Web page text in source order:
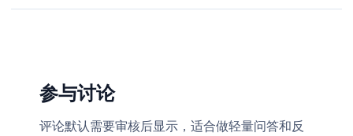
参与讨论
评论默认需要审核后显示，适合做轻量问答和反